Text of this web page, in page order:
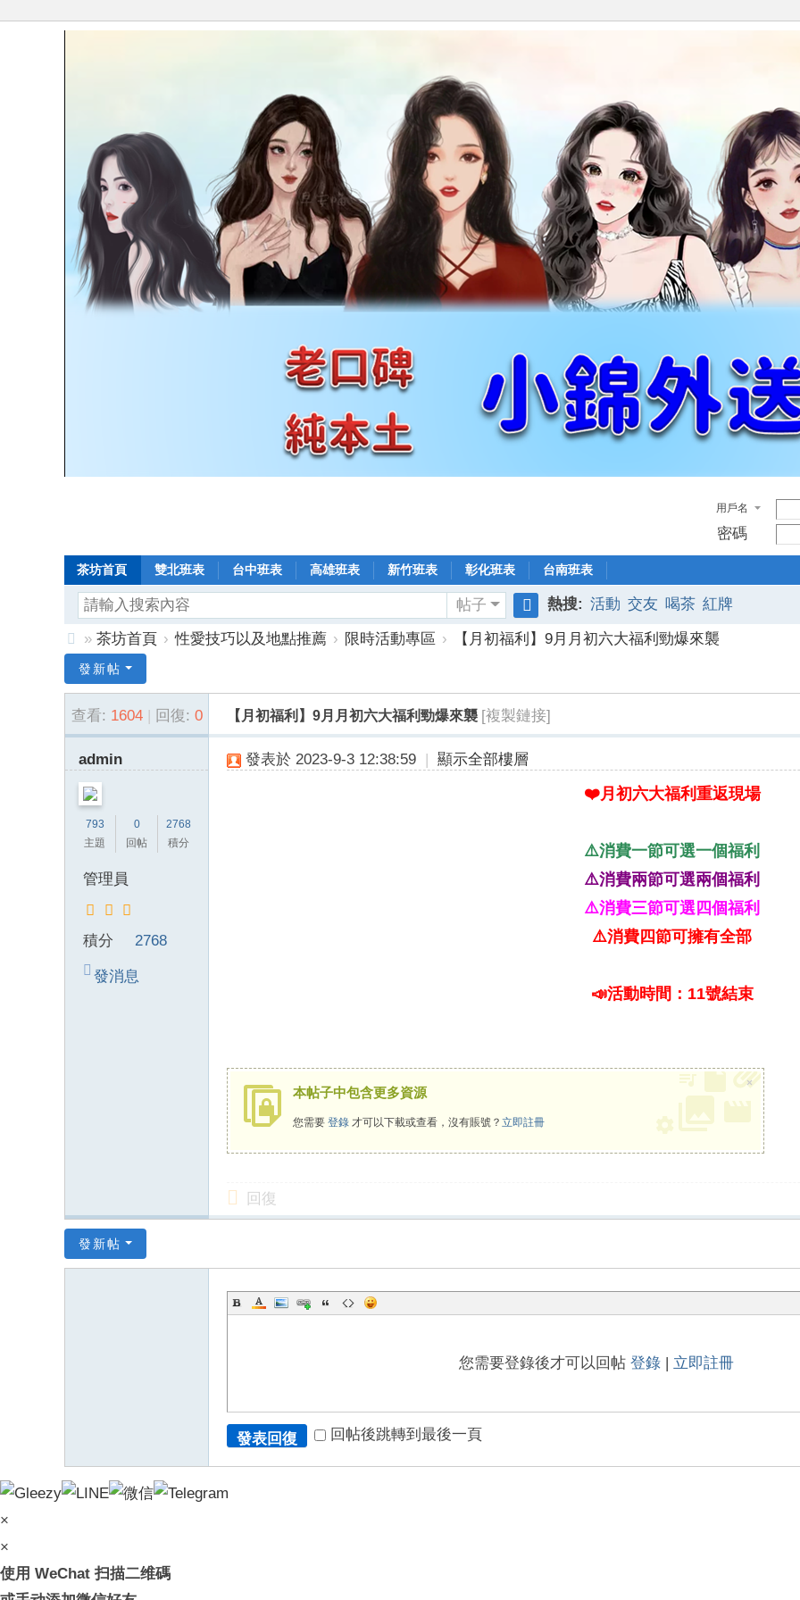
用戶名
密碼
茶坊首頁 雙北班表 台中班表 高雄班表 新竹班表 彰化班表 台南班表
帖子
搜
熱搜: 活動 交友 喝茶 紅牌
年
老
口
碑
v8
88
» 茶坊首頁 › 性愛技巧以及地點推薦 › 限時活動專區 › 【月初福利】9月月初六大福利勁爆來襲
發新帖
查看: 1604 | 回復: 0 【月初福利】9月月初六大福利勁爆來襲 [複製鏈接]
admin
793
主題
0
回帖
2768
積分
管理員
積分 2768
發消息
發表於 2023-9-3 12:38:59 | 顯示全部樓層
❤️月初六大福利重返現場
⚠️消費一節可選一個福利
⚠️消費兩節可選兩個福利
⚠️消費三節可選四個福利
⚠️消費四節可擁有全部
📣活動時間：11號結束
本帖子中包含更多資源
您需要 登錄 才可以下載或查看，沒有賬號？ 立即註冊
×
回復
發新帖
您需要登錄後才可以回帖 登錄| 立即註冊
發表回復 回帖後跳轉到最後一頁
×
×
使用 WeChat 扫描二维碼